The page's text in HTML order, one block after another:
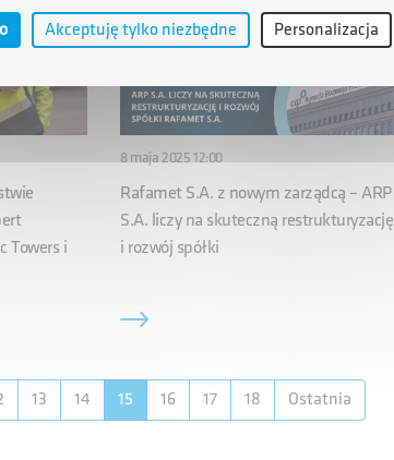
Towers i
8 maja 2025 12:00
Rafamet S.A. z nowym zarządcą – ARP
S.A. liczy na skuteczną restrukturyzację
i rozwój spółki
13 14 15 16 17 18 Ostatnia
Akceptuję tylko niezbędne Personalizacja